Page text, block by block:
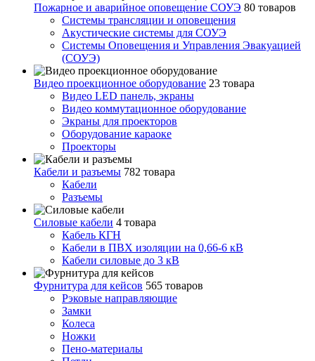
Пожарное и аварийное оповещение СОУЭ 80 товаров
Cистемы трансляции и оповещения
Акустические системы для СОУЭ
Системы Оповещения и Управления Эвакуацией
(СОУЭ)
Видео проекционное оборудование 23 товара
Видео LED панель, экраны
Видео коммутационное оборудование
Экраны для проекторов
Оборудование караоке
Проекторы
Кабели и разъемы 782 товара
Кабели
Разъемы
Силовые кабели 4 товара
Кабель КГН
Кабели в ПВХ изоляции на 0,66-6 кВ
Кабели силовые до 3 кВ
Фурнитура для кейсов 565 товаров
Рэковые направляющие
Замки
Колеса
Ножки
Пено-материалы